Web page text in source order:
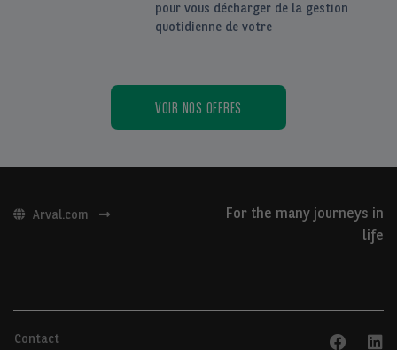
pour vous décharger de la gestion
quotidienne de votre
VOIR NOS OFFRES
Arval.com
For the many journeys in
life
Contact